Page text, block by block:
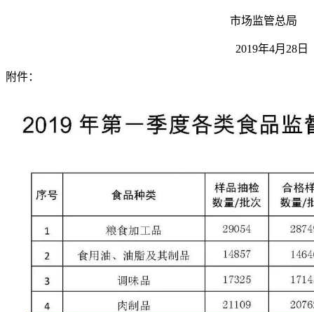
市场监管总局
2019年4月28日
附件：